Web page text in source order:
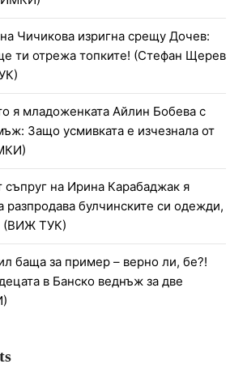
Чичикова изригна срещу Дочев:
ти отрежа топките! (Стефан Щерев
младоженката Айлин Бобева с
Защо усмивката е изчезнала от
на Ирина Карабаджак я
разпродава булчинските си одежди,
(ВИЖ ТУК)
баща за пример – верно ли, бе?!
в Банско веднъж за две